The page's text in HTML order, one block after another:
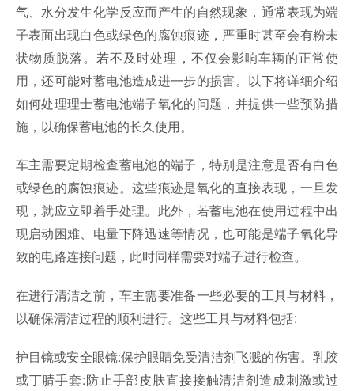
气、水分发生化学反应而产生的自然现象，通常表现为端
子表面出现白色或绿色的腐蚀痕迹，严重时甚至会有粉未
状物质脱落。若不及时处理，不仅会影响车辆的正常使
用，还可能对蓄电池造成进一步的损害。以下将详细介绍
如何处理理士蓄电池端子氧化的问题，并提供一些预防措
施，以确保蓄电池的长久使用。
车主需要定期检查蓄电池的端子，特别是注意是否有白色
或绿色的腐蚀痕迹。这些痕迹是氧化的直接表现，一旦发
现，就应立即着手处理。此外，若蓄电池在使用过程中出
现启动困难、电量下降迅速等情况，也可能是端子氧化导
致的电路连接问题，此时同样需要对端子进行检查。
在进行清洁之前，车主需要准备一些必要的工具与材料，
以确保清洁过程的顺利进行。这些工具与材料包括:
护目镜或安全眼镜:保护眼睛免受清洁剂飞溅的伤害。乳胶
或丁腈手套:防止手部皮肤直接接触清洁剂造成刺激或过